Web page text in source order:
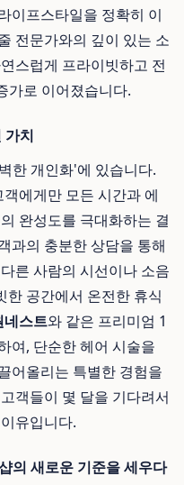
이프스타일을 정확히 이
전문가와의 깊이 있는 소
스럽게 프라이빗하고 전
가로 이어졌습니다.
가치
한 개인화'에 있습니다.
에게만 모든 시간과 에
완성도를 극대화하는 결
과의 충분한 상담을 통해
른 사람의 시선이나 소음
한 공간에서 온전한 휴식
네스트와 같은 프리미엄 1
여, 단순한 헤어 시술을
어올리는 특별한 경험을
객들이 몇 달을 기다려서
유입니다.
의 새로운 기준을 세우다